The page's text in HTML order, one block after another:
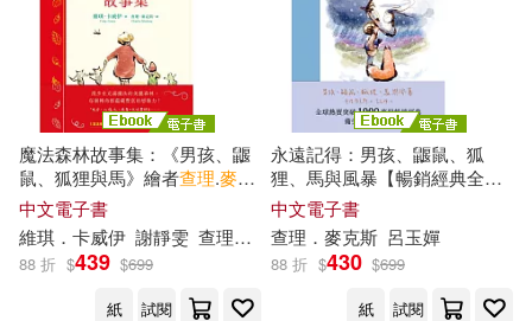
電子書 (可複選)
適合平板閱讀(4)
其他 (可複選)
魔法森林故事集：《男孩、鼴
鼠、狐狸與馬》繪者查理.麥克
斯全新動人力作! (電子書)
中文電子書
維琪．卡威伊 謝靜雯 查理． 麥克斯 （Charlie Mackesy）
88 折 $439 $699
紙
試閱
永遠記得：男孩、鼴鼠、狐
狸、馬與風暴【暢銷經典全新
續集】 (電子書)
中文電子書
查理 ． 麥克斯 呂玉嬋
88 折 $430 $699
紙
試閱